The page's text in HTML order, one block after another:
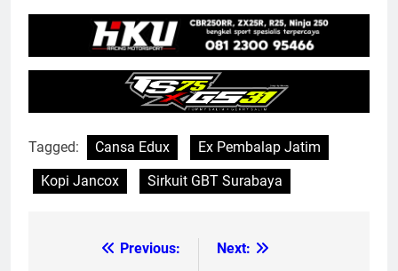
Tagged: Cansa Edux
Ex Pembalap Jatim
Kopi Jancox
Sirkuit GBT Surabaya
Previous:
Next: